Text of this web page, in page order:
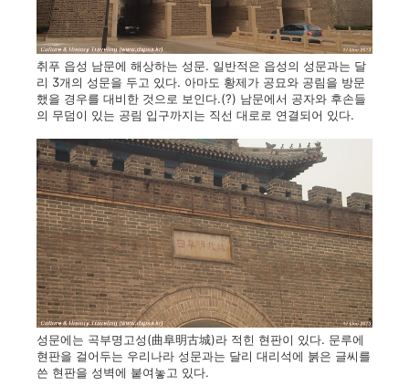
취푸 읍성 남문에 해상하는 성문. 일반적은 읍성의 성문과는 달
리 3개의 성문을 두고 있다. 아마도 황제가 공묘와 공림을 방문
했을 경우를 대비한 것으로 보인다.(?) 남문에서 공자와 후손들
의 무덤이 있는 공림 입구까지는 직선 대로로 연결되어 있다.
성문에는 곡부명고성(曲阜明古城)라 적힌 현판이 있다. 문루에
현판을 걸어두는 우리나라 성문과는 달리 대리석에 붉은 글씨를
쓴 현판을 성벽에 붙여놓고 있다.